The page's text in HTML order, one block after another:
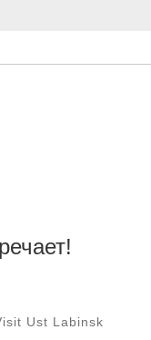
Ust Labinsk